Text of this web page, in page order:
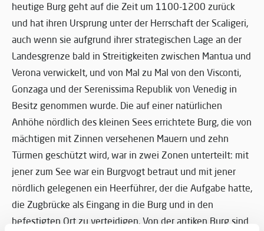
heutige Burg geht auf die Zeit um 1100-1200 zurück
und hat ihren Ursprung unter der Herrschaft der Scaligeri,
auch wenn sie aufgrund ihrer strategischen Lage an der
Landesgrenze bald in Streitigkeiten zwischen Mantua und
Verona verwickelt, und von Mal zu Mal von den Visconti,
Gonzaga und der Serenissima Republik von Venedig in
Besitz genommen wurde. Die auf einer natürlichen
Anhöhe nördlich des kleinen Sees errichtete Burg, die von
mächtigen mit Zinnen versehenen Mauern und zehn
Türmen geschützt wird, war in zwei Zonen unterteilt: mit
jener zum See war ein Burgvogt betraut und mit jener
nördlich gelegenen ein Heerführer, der die Aufgabe hatte,
die Zugbrücke als Eingang in die Burg und in den
befestigten Ort zu verteidigen. Von der antiken Burg sind